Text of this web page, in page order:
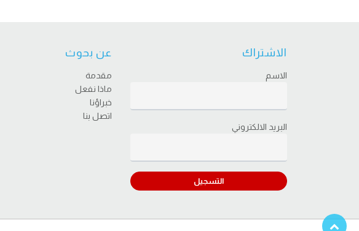
الاشتراك
الاسم
البريد الالكتروني
التسجيل
عن بحوث
مقدمة
ماذا نفعل
خبراؤنا
اتصل بنا